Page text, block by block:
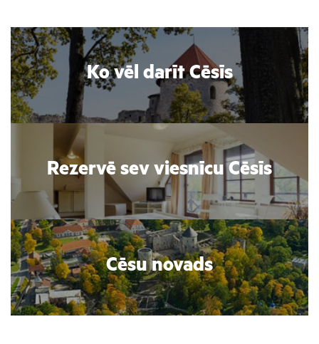
Ko vēl darīt Cēsīs
Rezervē sev viesnīcu Cēsīs
Cēsu novads